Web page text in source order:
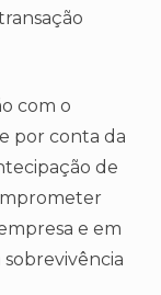
com o
por conta da
de
e em
sobrevivência